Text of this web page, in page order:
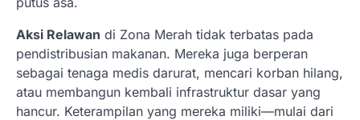
Aksi Relawan di Zona Merah tidak terbatas pada
pendistribusian makanan. Mereka juga berperan
sebagai tenaga medis darurat, mencari korban hilang,
atau membangun kembali infrastruktur dasar yang
hancur. Keterampilan yang mereka miliki—mulai dari